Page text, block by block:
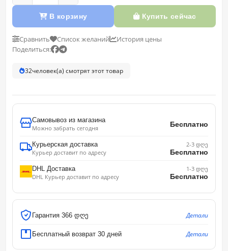
В корзину Купить сейчас
Сравнить Список желаний
История цены
Поделиться:
32человек(а) смотрят этот товар
Самовывоз из магазина
Можно забрать сегодня
Бесплатно
Курьерская доставка
Курьер доставит по адресу
2-3 დღე
Бесплатно
DHL Доставка
DHL Курьер доставит по адресу
1-3 დღე
Бесплатно
Гарантия 366 დღე Детали
Бесплатный возврат 30 дней Детали